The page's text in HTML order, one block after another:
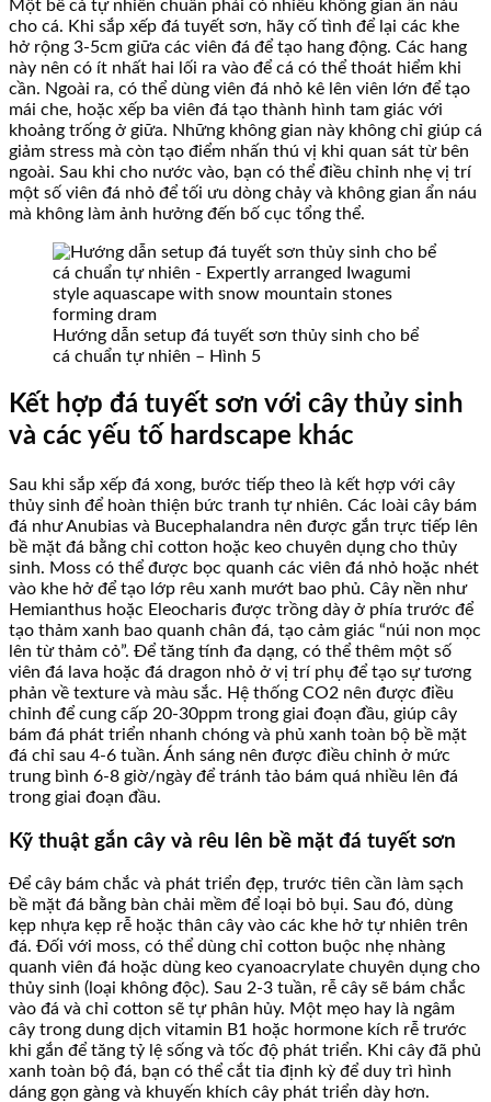
Một bể cá tự nhiên chuẩn phải có nhiều không gian ẩn náu
cho cá. Khi sắp xếp đá tuyết sơn, hãy cố tình để lại các khe
hở rộng 3-5cm giữa các viên đá để tạo hang động. Các hang
này nên có ít nhất hai lối ra vào để cá có thể thoát hiểm khi
cần. Ngoài ra, có thể dùng viên đá nhỏ kê lên viên lớn để tạo
mái che, hoặc xếp ba viên đá tạo thành hình tam giác với
khoảng trống ở giữa. Những không gian này không chỉ giúp cá
giảm stress mà còn tạo điểm nhấn thú vị khi quan sát từ bên
ngoài. Sau khi cho nước vào, bạn có thể điều chỉnh nhẹ vị trí
một số viên đá nhỏ để tối ưu dòng chảy và không gian ẩn náu
mà không làm ảnh hưởng đến bố cục tổng thể.
Hướng dẫn setup đá tuyết sơn thủy sinh cho bể
cá chuẩn tự nhiên – Hình 5
Kết hợp đá tuyết sơn với cây thủy sinh
và các yếu tố hardscape khác
Sau khi sắp xếp đá xong, bước tiếp theo là kết hợp với cây
thủy sinh để hoàn thiện bức tranh tự nhiên. Các loài cây bám
đá như Anubias và Bucephalandra nên được gắn trực tiếp lên
bề mặt đá bằng chỉ cotton hoặc keo chuyên dụng cho thủy
sinh. Moss có thể được bọc quanh các viên đá nhỏ hoặc nhét
vào khe hở để tạo lớp rêu xanh mướt bao phủ. Cây nền như
Hemianthus hoặc Eleocharis được trồng dày ở phía trước để
tạo thảm xanh bao quanh chân đá, tạo cảm giác “núi non mọc
lên từ thảm cỏ”. Để tăng tính đa dạng, có thể thêm một số
viên đá lava hoặc đá dragon nhỏ ở vị trí phụ để tạo sự tương
phản về texture và màu sắc. Hệ thống CO2 nên được điều
chỉnh để cung cấp 20-30ppm trong giai đoạn đầu, giúp cây
bám đá phát triển nhanh chóng và phủ xanh toàn bộ bề mặt
đá chỉ sau 4-6 tuần. Ánh sáng nên được điều chỉnh ở mức
trung bình 6-8 giờ/ngày để tránh tảo bám quá nhiều lên đá
trong giai đoạn đầu.
Kỹ thuật gắn cây và rêu lên bề mặt đá tuyết sơn
Để cây bám chắc và phát triển đẹp, trước tiên cần làm sạch
bề mặt đá bằng bàn chải mềm để loại bỏ bụi. Sau đó, dùng
kẹp nhựa kẹp rễ hoặc thân cây vào các khe hở tự nhiên trên
đá. Đối với moss, có thể dùng chỉ cotton buộc nhẹ nhàng
quanh viên đá hoặc dùng keo cyanoacrylate chuyên dụng cho
thủy sinh (loại không độc). Sau 2-3 tuần, rễ cây sẽ bám chắc
vào đá và chỉ cotton sẽ tự phân hủy. Một mẹo hay là ngâm
cây trong dung dịch vitamin B1 hoặc hormone kích rễ trước
khi gắn để tăng tỷ lệ sống và tốc độ phát triển. Khi cây đã phủ
xanh toàn bộ đá, bạn có thể cắt tỉa định kỳ để duy trì hình
dáng gọn gàng và khuyến khích cây phát triển dày hơn.